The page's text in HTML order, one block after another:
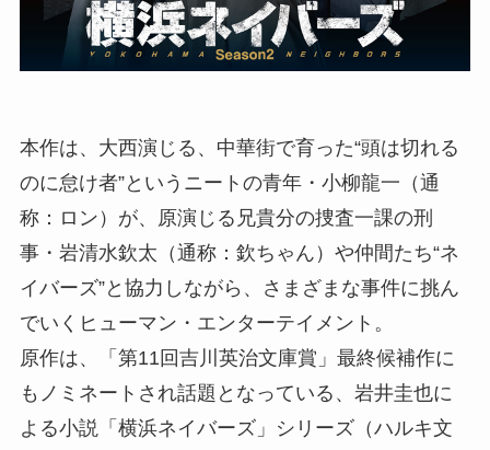
本作は、大西演じる、中華街で育った“頭は切れる
のに怠け者”というニートの青年・小柳龍一（通
称：ロン）が、原演じる兄貴分の捜査一課の刑
事・岩清水欽太（通称：欽ちゃん）や仲間たち“ネ
イバーズ”と協力しながら、さまざまな事件に挑ん
でいくヒューマン・エンターテイメント。
原作は、「第11回吉川英治文庫賞」最終候補作に
もノミネートされ話題となっている、岩井圭也に
よる小説「横浜ネイバーズ」シリーズ（ハルキ文